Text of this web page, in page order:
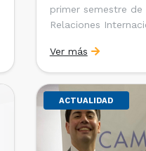
primer semestre
Relaciones
Comercio de
estudiantes de […]
Ver más
ACTUALIDAD